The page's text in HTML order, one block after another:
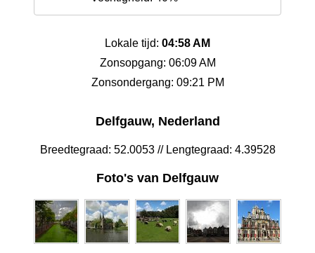
Lokale tijd: 04:58 AM
Zonsopgang: 06:09 AM
Zonsondergang: 09:21 PM
Delfgauw, Nederland
Breedtegraad: 52.0053 // Lengtegraad: 4.39528
Foto's van Delfgauw